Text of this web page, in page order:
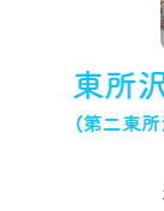
プライバシ